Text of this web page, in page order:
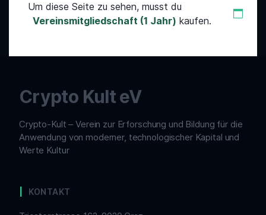
Um diese Seite zu sehen, musst du
Vereinsmitgliedschaft (1 Jahr) kaufen.
Crypto Kult eV
Crypto-Kult – Verein zur Erforschung und Bildung für die
Anwendung von moderner, technologischer Kapital und
Werte Kultur
KONTAKT